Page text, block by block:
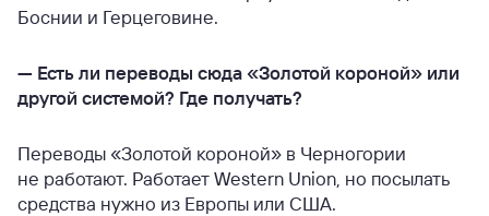
Боснии и Герцеговине.
— Есть ли переводы сюда «Золотой короной» или
другой системой? Где получать?
Переводы «Золотой короной» в Черногории
не работают. Работает Western Union, но посылать
средства нужно из Европы или США.